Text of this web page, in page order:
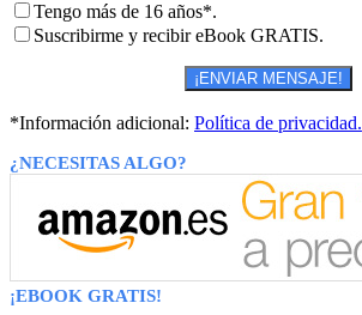
Tengo más de 16 años*.
Suscribirme y recibir eBook GRATIS.
*Información adicional: Política de privacidad.
¿NECESITAS ALGO?
¡EBOOK GRATIS!